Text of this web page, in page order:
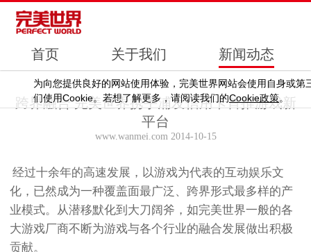
为向您提供良好的网站使用体验，完美世界网站会使用自身或第
们使用Cookie。若想了解更多，请阅读我们的Cookie政策。
首页 关于我们 新闻动态
跨界融合 完美世界携手浦发信用卡首推游戏新
平台
www.wanmei.com 2014-10-15
经过十余年的高速发展，以游戏为代表的互动娱乐文
化，已然成为一种覆盖面最广泛、跨界形式最多样的产
业模式。从潜移默化到大刀阔斧，如完美世界一般的各
大游戏厂商不断为游戏与各个行业的融合发展做出积极
贡献。